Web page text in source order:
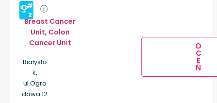
#
2
Breast Cancer
Unit, Colon
Cancer Unit
Białysto
k,
ul.Ogro
dowa 12
O
C
E
Ń